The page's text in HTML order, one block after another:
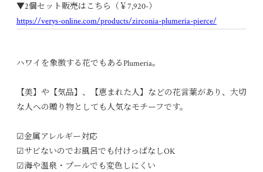
▼2個セット販売はこちら
（￥7,920-）
https://verys-online.com/products/zirconia-plumeria-pierce/
ハワイを象徴する花でもあるPlumeria。
【美】や【気品】、【恵まれた人】などの花言葉があり、大切
な人への贈り物としても人気なモチーフです。
☑︎金属アレルギー対応
☑︎サビないのでお風呂でも付けっぱなしOK
☑︎海や温泉・プールでも変色しにくい